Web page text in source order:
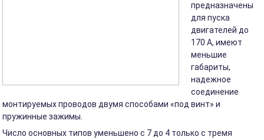
предназначены
для пуска
двигателей до
170 А, имеют
меньшие
габариты,
надежное
соединение
монтируемых проводов двумя способами «под винт» и
пружинные зажимы.
Число основных типов уменьшено с 7 до 4 только с тремя